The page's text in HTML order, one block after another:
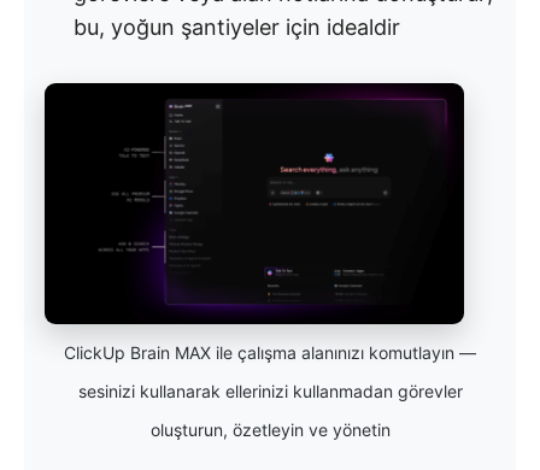
bu, yoğun şantiyeler için idealdir
ClickUp Brain MAX ile çalışma alanınızı komutlayın —
sesinizi kullanarak ellerinizi kullanmadan görevler
oluşturun, özetleyin ve yönetin